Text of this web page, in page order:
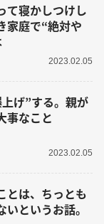
て寝かしつけし
庭で“絶対や
2023.02.05
げ”する。親が
事なこと
2023.02.05
とは、ちっとも
いというお話。